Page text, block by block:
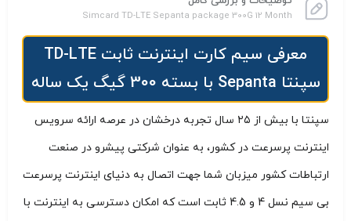
Simcard TD-LTE Sepanta package 300G 12 Month
معرفی سیم کارت اینترنت ثابت TD-LTE
سپنتا Sepanta با بسته 300 گیگ یک ساله
سپنتا با بیش از ۲۵ سال تجربه درخشان در عرصه ارائه سرویس
اینترنت پرسرعت در کشور، به عنوان شرکتی پیشرو در صنعت
ارتباطات کشور میزبان شما جهت اتصال به دنیای اینترنت پرسرعت
بی سیم نسل 4 و 4.5 ثابت است که امکان دسترسی به اینترنت با